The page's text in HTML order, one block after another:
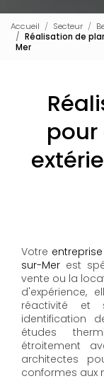
Accueil Secteur
Réalisation de
Mer
Votre
sur-Mer est
vente ou la
d'expérience,
réactivité et
identification
études
étroitement
architectes
conformes aux